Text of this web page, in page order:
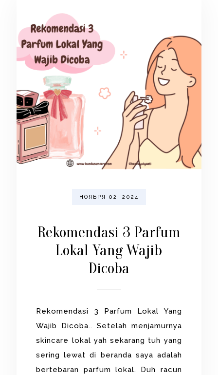
НОЯБРЯ 02, 2024
Rekomendasi 3 Parfum
Lokal Yang Wajib
Dicoba
Rekomendasi 3 Parfum Lokal Yang
Wajib Dicoba.. Setelah menjamurnya
skincare lokal yah sekarang tuh yang
sering lewat di beranda saya adalah
bertebaran parfum lokal. Duh racun